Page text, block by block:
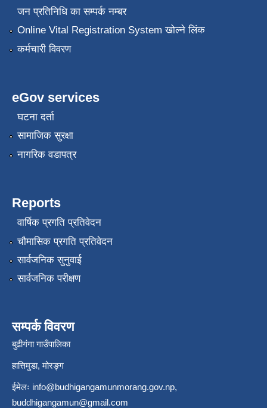
जन प्रतिनिधि का सम्पर्क नम्बर
Online Vital Registration System खोल्ने लिंक
कर्मचारी विवरण
eGov services
घटना दर्ता
सामाजिक सुरक्षा
नागरिक वडापत्र
Reports
वार्षिक प्रगति प्रतिवेदन
चौमासिक प्रगति प्रतिवेदन
सार्वजनिक सुनुवाई
सार्वजनिक परीक्षण
सम्पर्क विवरण
बुढीगंगा गाउँपालिका
हात्तिमुडा, मोरङ्ग
ईमेलः info@budhigangamunmorang.gov.np,
buddhigangamun@gmail.com